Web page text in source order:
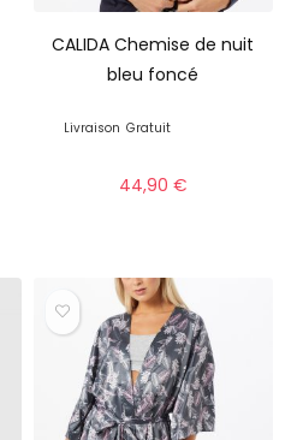
CALIDA Chemise de nuit
bleu foncé
Livraison Gratuit
44,90 €